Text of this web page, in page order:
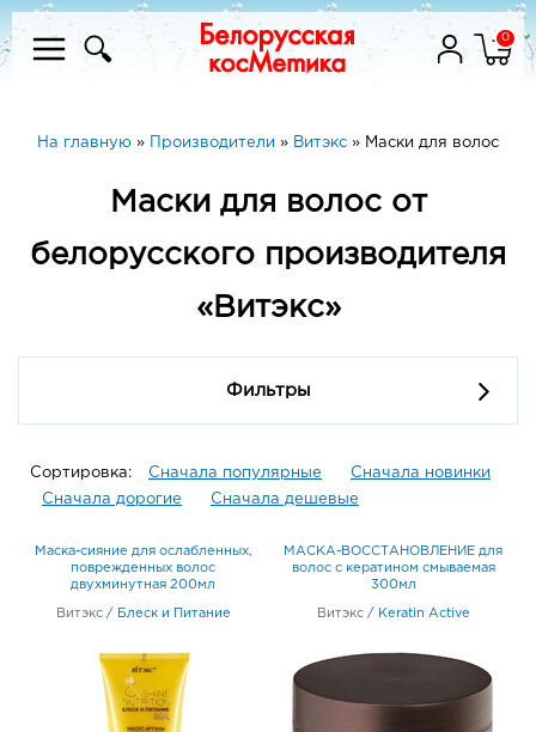
0
На главную » Производители » Витэкс » Маски для волос
Маски для волос от
белорусского производителя
«Витэкс»
Фильтры
Сортировка: Сначала популярные
Сначала новинки
Сначала дорогие
Сначала дешевые
Маска-сияние для ослабленных,
поврежденных волос
двухминутная 200мл
Витэкс / Блеск и Питание
МАСКА-ВОССТАНОВЛЕНИЕ для
волос с кератином смываемая
300мл
Витэкс / Keratin Active